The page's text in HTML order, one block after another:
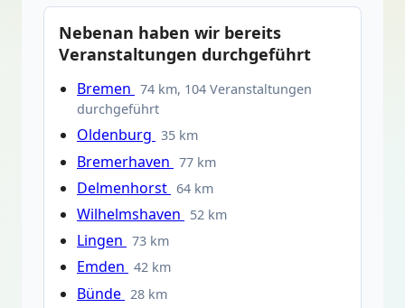
Nebenan haben wir bereits
Veranstaltungen durchgeführt
Bremen 74 km, 104 Veranstaltungen
durchgeführt
Oldenburg 35 km
Bremerhaven 77 km
Delmenhorst 64 km
Wilhelmshaven 52 km
Lingen 73 km
Emden 42 km
Bünde 28 km